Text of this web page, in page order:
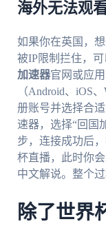
海外无法观
如果你在英国，
被IP限制拦住，
加速器官网或应
（Android、iOS
册账号并选择合
速器，选择“回国
步，连接成功后
杯直播，此时你
中文解说。整个
除了世界